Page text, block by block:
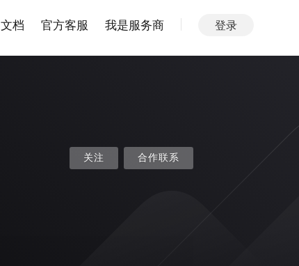
文档 官方客服 我是服务商 登录
关注 合作联系